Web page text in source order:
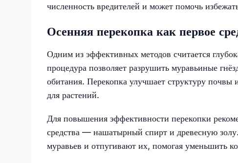
численность вредителей и может помочь
Осенняя перекопка как первое
Одним из эффективных методов считается
процедура позволяет разрушить муравьиные
обитания. Перекопка улучшает структуру
для растений.
Для повышения эффективности перекопки
средства — нашатырный спирт и древесную
муравьев и отпугивают их, помогая уменьшить